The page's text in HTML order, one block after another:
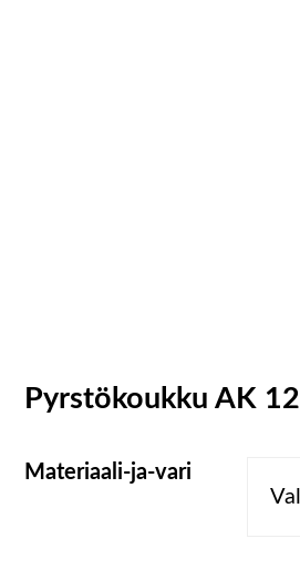
Pyrstökoukku AK 12
Materiaali-ja-vari